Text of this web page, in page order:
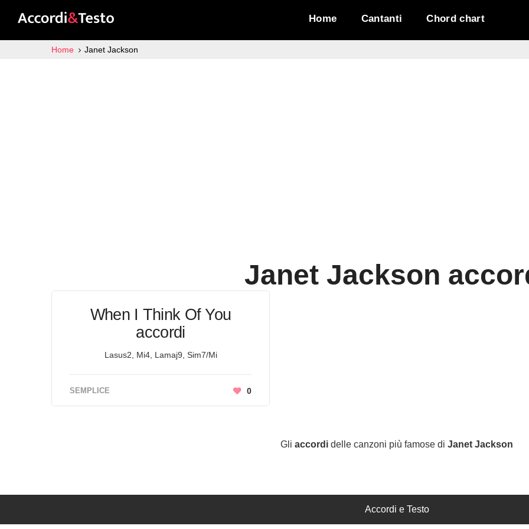
Home Cantanti Chord chart
Home Janet Jackson
Janet Jackson
When I Think Of You
accordi
Lasus2, Mi4, Lamaj9, Sim7/Mi
SEMPLICE 0
Gli accordi delle canzoni più famose di Janet Jackson
Accordi e Testo